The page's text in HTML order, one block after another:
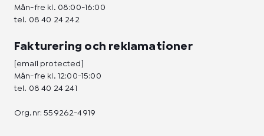
Mån-fre kl. 08:00-16:00
tel. 08 40 24 242
Fakturering och reklamationer
[email protected]
Mån-fre kl. 12:00-15:00
tel. 08 40 24 241
Org.nr: 559262-4919